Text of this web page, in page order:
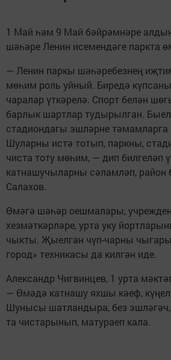
1 Май һәм 9 Май бәйрәмнәре
шәһәре Ленин исемендәге паркта
— Ленин паркы шәһәребезнең
мөһим роль уйный. Биредә
чаралар үткәрелә. Спорт белән
барлык шартлар тудырылган.
стадиондагы эшләрне
Шуларны истә тотып, паркны,
чиста тоту мөһим, — дип билгеләп
катнашучыларны сәламләп,
Салахов.
Өмәгә шәһәр оешмалары,
хезмәткәрләре, урта уку
чыкты. Җыелган чүп-чарны
город» техникасы да килгән иде.
Александр Чигвинцев, 1 урта
— Өмәдә катнашу яхшы кәеф, күңел
Шунысы шатландыра, без эшләгәч,
та чистарынып, матураеп кала.